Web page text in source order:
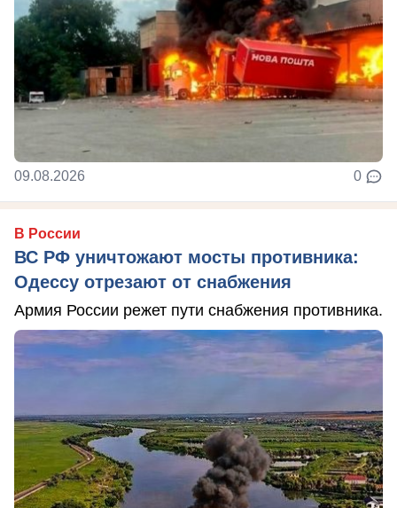
09.08.2026 0
В России
ВС РФ уничтожают мосты противника:
Одессу отрезают от снабжения
Армия России режет пути снабжения противника.